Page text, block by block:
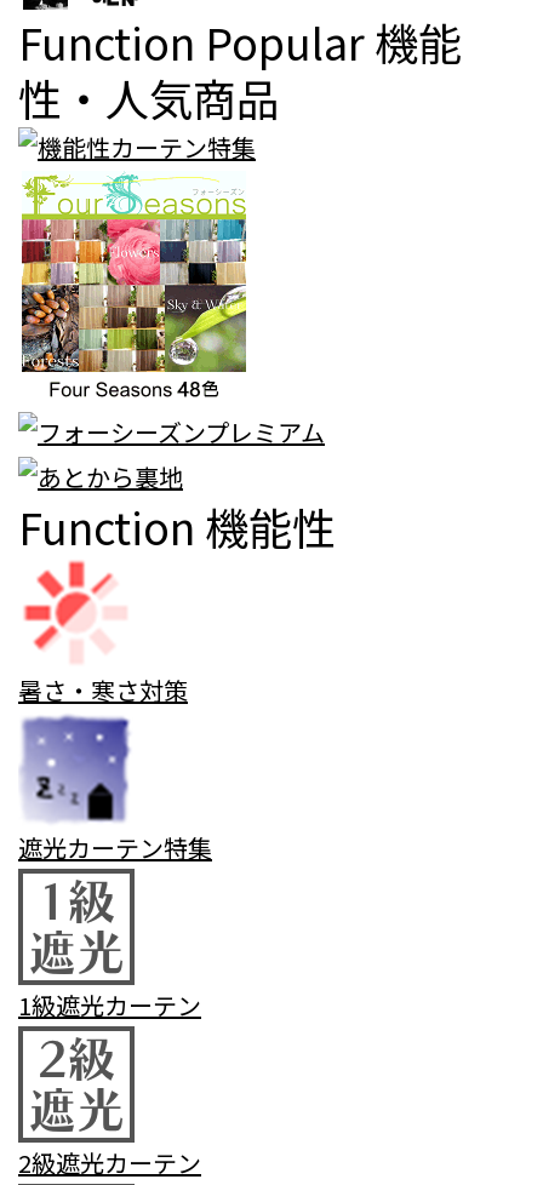
Function Popular機能
性・人気商品
Function 機能性
暑さ・寒さ対策
遮光カーテン特集
1級遮光カーテン
2級遮光カーテン